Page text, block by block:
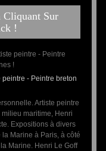
Cliquant Sur
!
peintre - Peintre
!
Artiste peintre
maritime, Henri
Expositions à divers
Marine à Paris, à côté
Marine. Henri Le Goff